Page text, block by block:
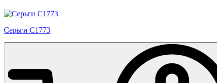
Серьги С1773